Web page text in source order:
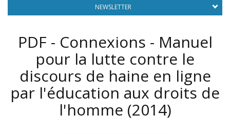
NEWSLETTER
PDF - Connexions - Manuel
pour la lutte contre le
discours de haine en ligne
par l'éducation aux droits de
l'homme (2014)